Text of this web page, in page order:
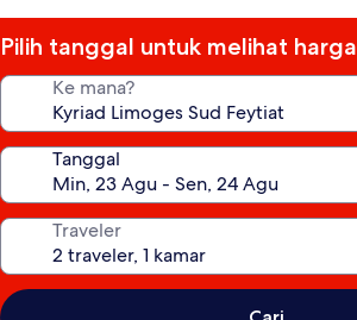
Pilih tanggal untuk melihat harga
Ke mana?
Tanggal
Traveler